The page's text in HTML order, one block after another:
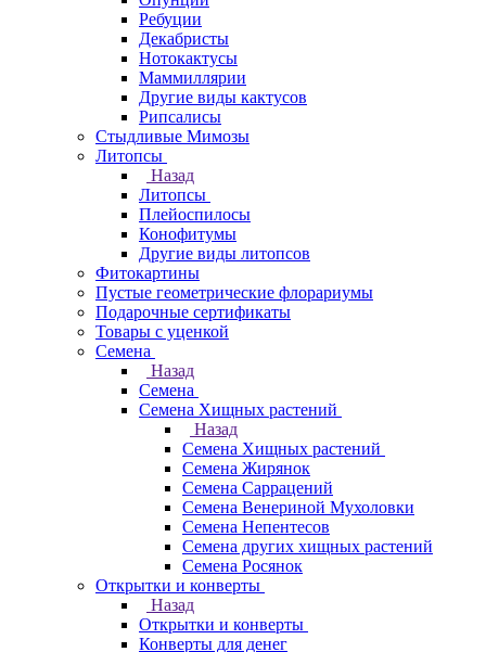
Ребуции
Декабристы
Нотокактусы
Маммиллярии
Другие виды кактусов
Рипсалисы
Стыдливые Мимозы
Литопсы
Назад
Литопсы
Плейоспилосы
Конофитумы
Другие виды литопсов
Фитокартины
Пустые геометрические флорариумы
Подарочные сертификаты
Товары с уценкой
Семена
Назад
Семена
Семена Хищных растений
Назад
Семена Хищных растений
Семена Жирянок
Семена Саррацений
Семена Венериной Мухоловки
Семена Непентесов
Семена других хищных растений
Семена Росянок
Открытки и конверты
Назад
Открытки и конверты
Конверты для денег